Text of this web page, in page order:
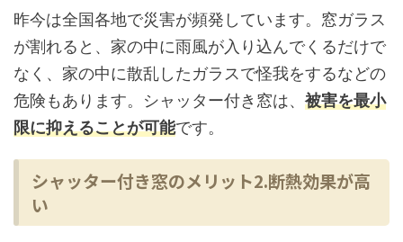
昨今は全国各地で災害が頻発しています。窓ガラス
が割れると、家の中に雨風が入り込んでくるだけで
なく、家の中に散乱したガラスで怪我をするなどの
危険もあります。シャッター付き窓は、 被害を最小
限に抑えることが可能です。
シャッター付き窓のメリット2.断熱効果が高
い